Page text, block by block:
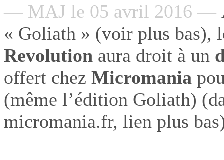
— MAJ le 05 avril 2016 —
« Goliath » (voir plus bas),
Revolution aura droit à un
offert chez Micromania
(même l’édition Goliath)
micromania.fr, lien plus